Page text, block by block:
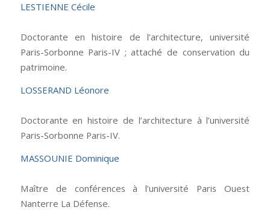
LESTIENNE Cécile
Doctorante en histoire de l’architecture, université
Paris-Sorbonne Paris-IV ; attaché de conservation du
patrimoine.
LOSSERAND Léonore
Doctorante en histoire de l’architecture à l’université
Paris-Sorbonne Paris-IV.
MASSOUNIE Dominique
Maître de conférences à l’université Paris Ouest
Nanterre La Défense.